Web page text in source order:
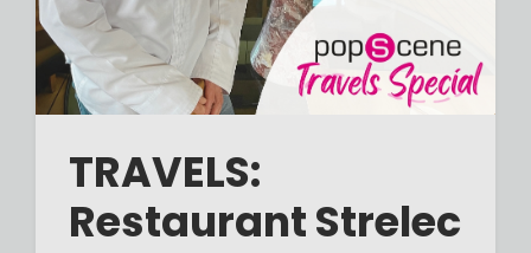
TRAVELS:
Restaurant Strelec